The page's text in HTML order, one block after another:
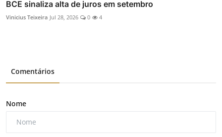
BCE sinaliza alta de juros em setembro
Vinicius Teixeira Jul 28, 2026 0 4
Comentários
Nome